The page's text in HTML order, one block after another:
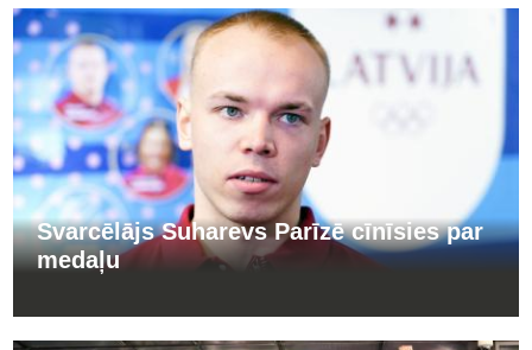
Svarcēlājs Suharevs Parīzē cīnīsies par
medaļu